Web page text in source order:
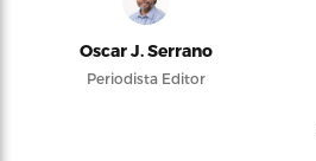
Oscar J. Serrano
Periodista Editor